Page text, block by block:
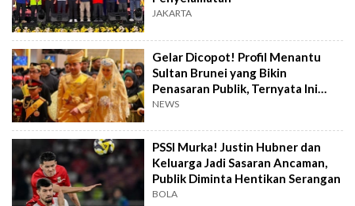
JAKARTA
Gelar Dicopot! Profil Menantu
Sultan Brunei yang Bikin
Penasaran Publik, Ternyata Ini
Kasusnya
NEWS
PSSI Murka! Justin Hubner dan
Keluarga Jadi Sasaran Ancaman,
Publik Diminta Hentikan Serangan
BOLA